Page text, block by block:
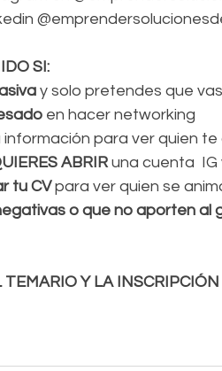
SI:
y solo pretendes que
en hacer networking
para ver quien te
ABRIR una cuenta
tu CV para ver quien se
o que no aporten al
TEMARIO Y LA